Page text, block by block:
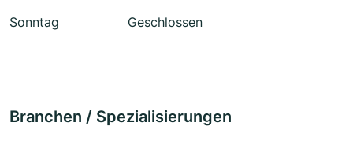
Sonntag
Geschlossen
Branchen / Spezialisierungen